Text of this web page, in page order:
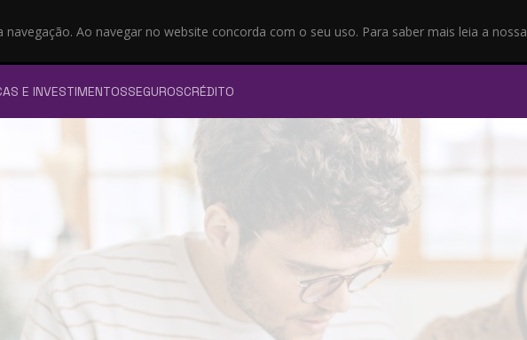
Ao navegar no website concorda com o seu uso. Para saber mais leia a nossa
E INVESTIMENTOSSEGUROSCRÉDITO